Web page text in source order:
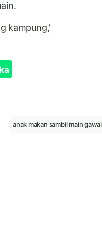
kampung,"
anak makan sambil main gawai